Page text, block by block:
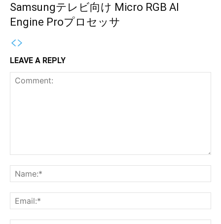
Samsungテレビ向け Micro RGB AI
Engine Proプロセッサ
LEAVE A REPLY